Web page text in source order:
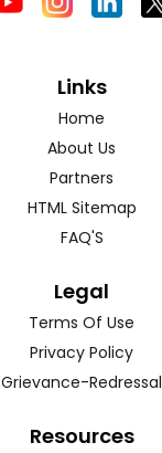
Links
Home
About Us
Partners
HTML Sitemap
FAQ'S
Legal
Terms Of Use
Privacy Policy
Grievance-Redressal
Resources